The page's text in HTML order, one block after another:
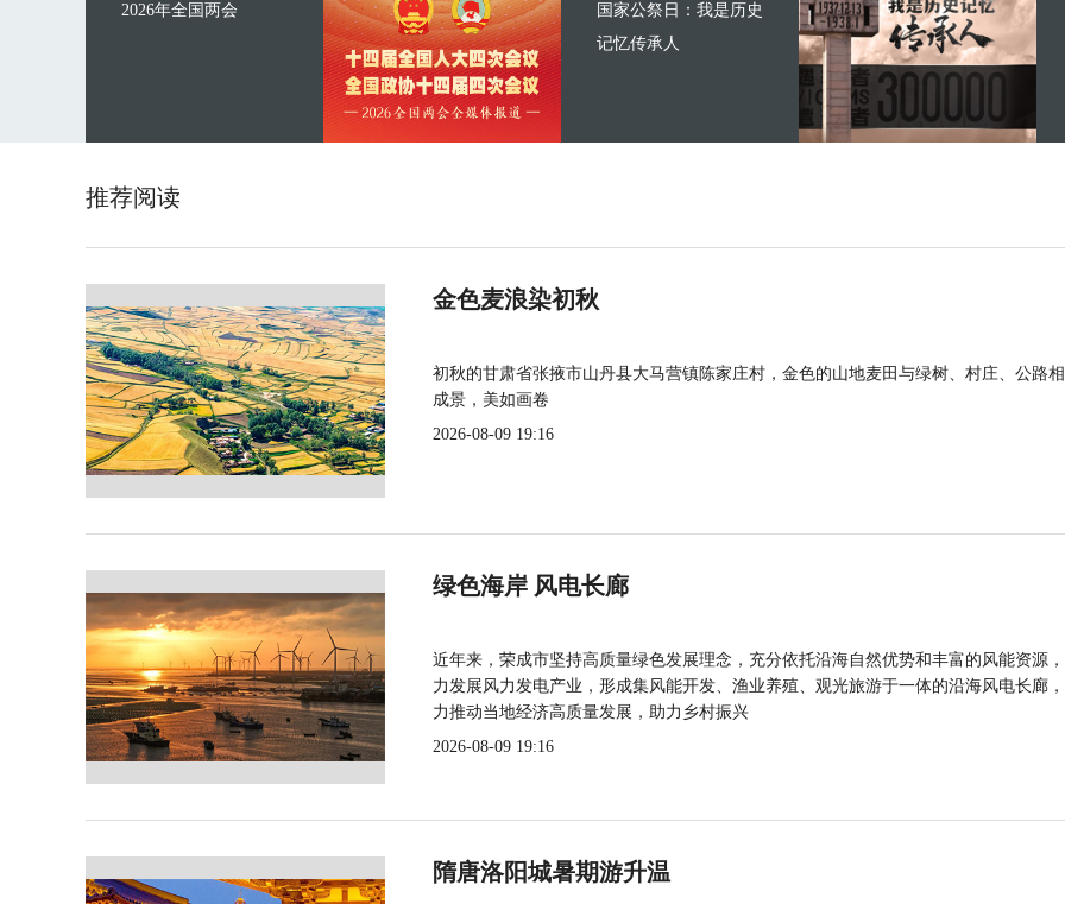
2026年全国两会
国家公祭日：我是历史
记忆传承人
推荐阅读
金色麦浪染初秋
初秋的甘肃省张掖市山丹县大马营镇陈家庄村，金色的山地麦田与绿树、村庄、公路
成景，美如画卷
2026-08-09 19:16
绿色海岸 风电长廊
近年来，荣成市坚持高质量绿色发展理念，充分依托沿海自然优势和丰富的风能资源
力发展风力发电产业，形成集风能开发、渔业养殖、观光旅游于一体的沿海风电长廊
力推动当地经济高质量发展，助力乡村振兴
2026-08-09 19:16
隋唐洛阳城暑期游升温